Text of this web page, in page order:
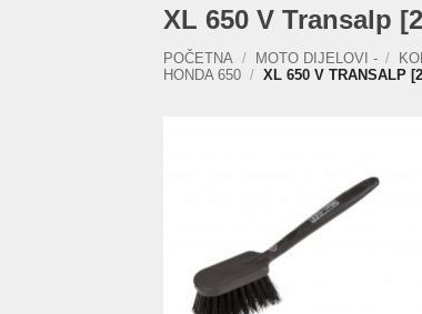
XL 650 V Transalp
POČETNA / MOTO DIJELOVI - /
HONDA 650 / XL 650 V TRANSALP